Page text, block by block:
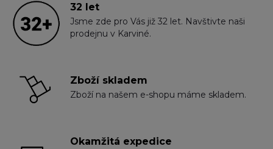
32 let
Jsme zde pro Vás již 32 let. Navštivte naši
prodejnu v Karviné.
Zboží skladem
Zboží na našem e-shopu máme skladem.
Okamžitá expedice